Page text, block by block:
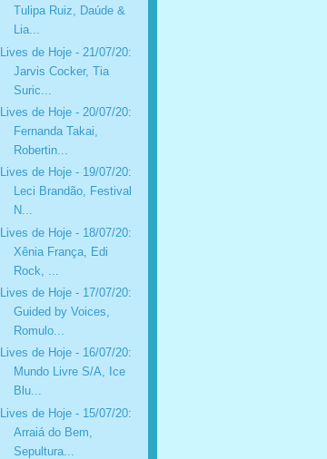
Tulipa Ruiz, Daúde &
Lia...
Lives de Hoje - 21/07/20:
Jarvis Cocker, Tia
Suric...
Lives de Hoje - 20/07/20:
Fernanda Takai,
Robertin...
Lives de Hoje - 19/07/20:
Leci Brandão, Festival
N...
Lives de Hoje - 18/07/20:
Xênia França, Edi
Rock, ...
Lives de Hoje - 17/07/20:
Guided by Voices,
Romulo...
Lives de Hoje - 16/07/20:
Mundo Livre S/A, Ice
Blu...
Lives de Hoje - 15/07/20:
Arraiá do Bem,
Sepultura...